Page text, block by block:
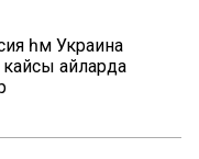
һәм Украина
кайсы айларда